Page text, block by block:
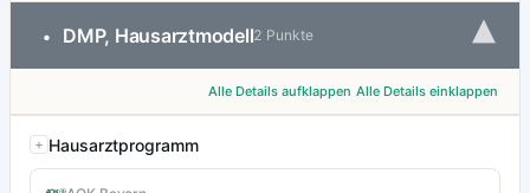
• DMP, Hausarztmodell2 Punkte ▾
Alle Details aufklappen Alle Details einklappen
Hausarztprogramm